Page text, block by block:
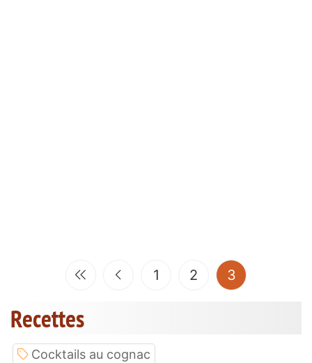
1 2 3(current)
Recettes
Cocktails au cognac